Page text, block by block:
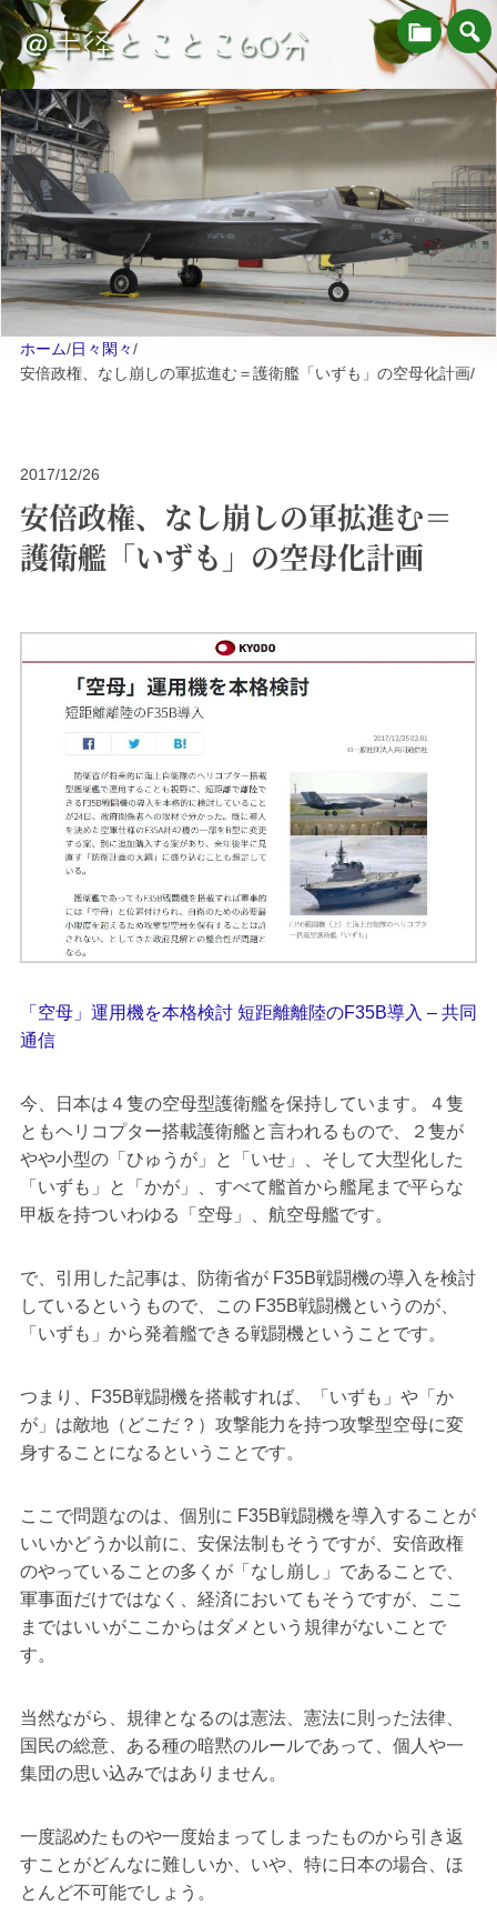
＠半径とことこ60分
ホーム/日々閑々/
安倍政権、なし崩しの軍拡進む＝護衛艦「いずも」の空母化計画/
2017/12/26
安倍政権、なし崩しの軍拡進む＝
護衛艦「いずも」の空母化計画
「空母」運用機を本格検討 短距離離陸のF35B導入 – 共同
通信
今、日本は４隻の空母型護衛艦を保持しています。４隻
ともヘリコプター搭載護衛艦と言われるもので、２隻が
やや小型の「ひゅうが」と「いせ」、そして大型化した
「いずも」と「かが」、すべて艦首から艦尾まで平らな
甲板を持ついわゆる「空母」、航空母艦です。
で、引用した記事は、防衛省が F35B戦闘機の導入を検討
しているというもので、この F35B戦闘機というのが、
「いずも」から発着艦できる戦闘機ということです。
つまり、F35B戦闘機を搭載すれば、「いずも」や「か
が」は敵地（どこだ？）攻撃能力を持つ攻撃型空母に変
身することになるということです。
ここで問題なのは、個別に F35B戦闘機を導入することが
いいかどうか以前に、安保法制もそうですが、安倍政権
のやっていることの多くが「なし崩し」であることで、
軍事面だけではなく、経済においてもそうですが、ここ
まではいいがここからはダメという規律がないことで
す。
当然ながら、規律となるのは憲法、憲法に則った法律、
国民の総意、ある種の暗黙のルールであって、個人や一
集団の思い込みではありません。
一度認めたものや一度始まってしまったものから引き返
すことがどんなに難しいか、いや、特に日本の場合、ほ
とんど不可能でしょう。